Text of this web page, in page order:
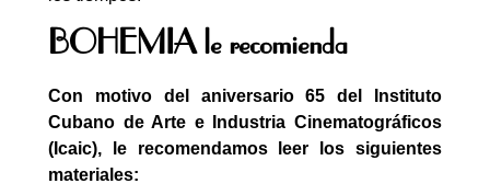
BOHEMIA le recomienda
Con motivo del aniversario 65 del Instituto
Cubano de Arte e Industria Cinematográficos
(Icaic), le recomendamos leer los siguientes
materiales: